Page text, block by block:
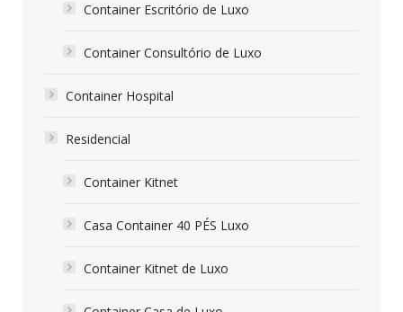
Container Escritório de Luxo
Container Consultório de Luxo
Container Hospital
Residencial
Container Kitnet
Casa Container 40 PÉS Luxo
Container Kitnet de Luxo